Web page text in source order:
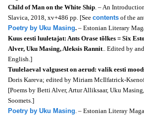
Child of Man on the White Ship. – An
Slavica, 2018, xv+486 pp. [See contents of the
Poetry by Uku Masing. – Estonian Literary
Kuus eesti luuletajat: Ants Orase tõlkes = Six
Alver, Uku Masing, Aleksis Rannit.. Edited by
English.]
Tuulelaeval valgusest on aerud: valik eesti
Doris Kareva; edited by Miriam McIlfatrick-
[Poems by Betti Alver, Artur Alliksaar, Uku
Soomets.]
Poetry by Uku Masing. – Estonian Literay